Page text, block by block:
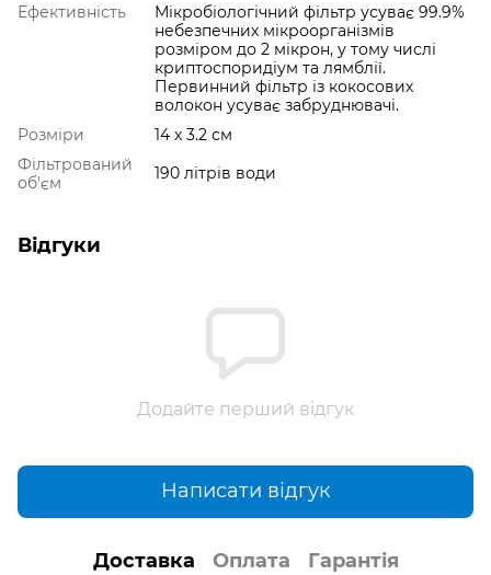
Ефективність
Мікробіологічний фільтр усуває 99.9%
небезпечних мікроорганізмів
розміром до 2 мікрон, у тому числі
криптоспоридіум та лямблії.
Первинний фільтр із кокосових
волокон усуває забруднювачі.
Розміри
14 х 3.2 см
Фільтрований
об'єм
190 літрів води
Відгуки
Додайте перший відгук
Написати відгук
Доставка Оплата Гарантія